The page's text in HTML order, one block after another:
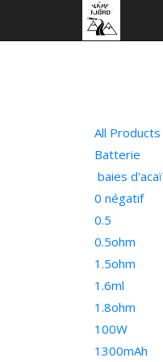
All Products
Batterie
baies d'acaï
0 négatif
0.5
0.5ohm
1.5ohm
1.6ml
1.8ohm
100W
1300mAh